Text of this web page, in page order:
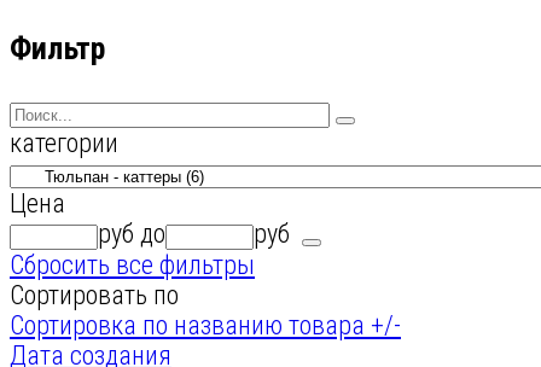
Фильтр
категории
Цена
руб до
руб
Сбросить все фильтры
Сортировать по
Сортировка по названию товара +/-
Дата создания